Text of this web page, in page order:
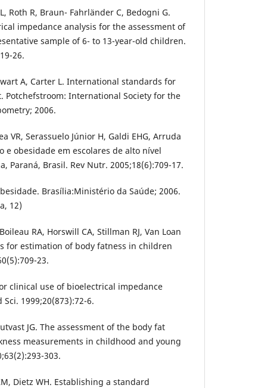
Roth R, Braun- Fahrländer C, Bedogni G.
impedance analysis for the assessment of
sample of 6- to 13-year-old children.
26.
A, Carter L. International standards for
Potchefstroom: International Society for the
2006.
VR, Serassuelo Júnior H, Galdi EHG, Arruda
e obesidade em escolares de alto nível
Paraná, Brasil. Rev Nutr. 2005;18(6):709-17.
Brasília:Ministério da Saúde; 2006.
12)
RA, Horswill CA, Stillman RJ, Van Loan
for estimation of body fatness in children
23.
clinical use of bioelectrical impedance
1999;20(873):72-6.
JG. The assessment of the body fat
measurements in childhood and young
303.
Dietz WH. Establishing a standard